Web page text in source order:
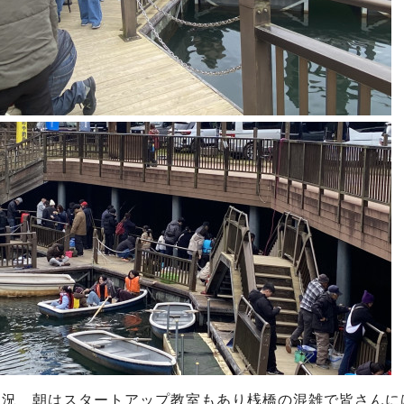
朝はスタートアップ教室もあり桟橋の混雑で皆さんに